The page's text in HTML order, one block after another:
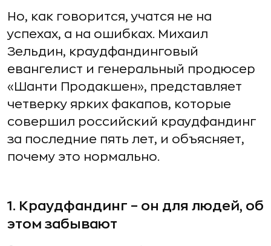
Но, как говорится, учатся не на
успехах, а на ошибках. Михаил
Зельдин, краудфандинговый
евангелист и генеральный продюсер
«Шанти Продакшен», представляет
четверку ярких факапов, которые
совершил российский краудфандинг
за последние пять лет, и объясняет,
почему это нормально.
1. Краудфандинг – он для людей, об
этом забывают